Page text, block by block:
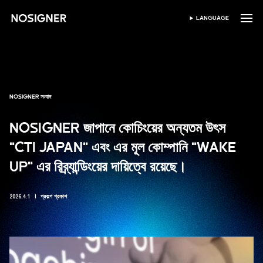
হোম ভাষা নির্বাচন করুন
LANGUAGE
NOSIGNER সংবাদ
NOSIGNER জাপানে কোচিংয়ের অন্যতম উৎস
"CTI JAPAN" এবং এর মূল কোম্পানি "WAKE
UP" এর রিব্র্যান্ডিংয়ের দায়িত্বে রয়েছে।
2026.4.1 প্রকল্প প্রকাশ